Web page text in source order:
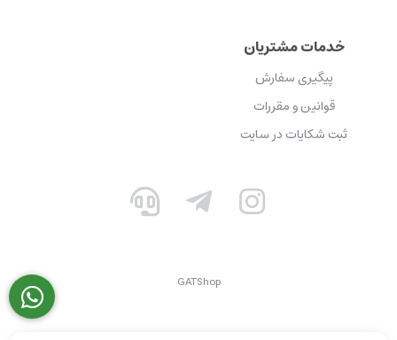
خدمات مشتریان
پیگیری سفارش
قوانین و مقررات
ثبت شکایات در سایت
GATShop